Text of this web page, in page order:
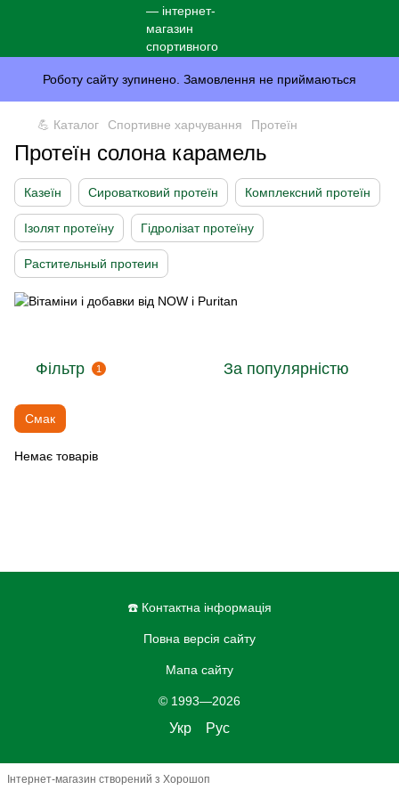
Роботу сайту зупинено. Замовлення не приймаються
💪 Каталог Спортивне харчування Протеїн
Протеїн солона карамель
Казеїн Сироватковий протеїн Комплексний протеїн
Ізолят протеїну Гідролізат протеїну
Растительный протеин
Фільтр 1 За популярністю
Смак
Немає товарів
☎️ Контактна інформація
Повна версія сайту
Мапа сайту
© 1993—2026
Укр Рус
Інтернет-магазин створений з Хорошоп